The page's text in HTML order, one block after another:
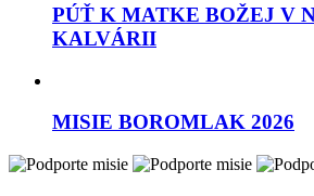
PÚŤ K MATKE BOŽEJ V
KALVÁRII
MISIE BOROMLAK 2026